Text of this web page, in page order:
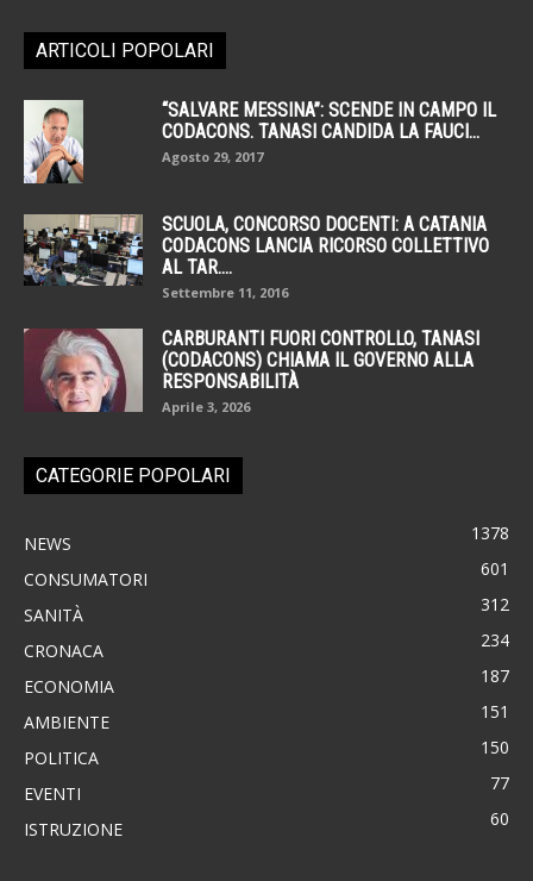
ARTICOLI POPOLARI
“SALVARE MESSINA”: SCENDE IN CAMPO IL
CODACONS. TANASI CANDIDA LA FAUCI...
Agosto 29, 2017
SCUOLA, CONCORSO DOCENTI: A CATANIA
CODACONS LANCIA RICORSO COLLETTIVO
AL TAR....
Settembre 11, 2016
CARBURANTI FUORI CONTROLLO, TANASI
(CODACONS) CHIAMA IL GOVERNO ALLA
RESPONSABILITÀ
Aprile 3, 2026
CATEGORIE POPOLARI
NEWS 1378
CONSUMATORI 601
SANITÀ 312
CRONACA 234
ECONOMIA 187
AMBIENTE 151
POLITICA 150
EVENTI 77
ISTRUZIONE 60